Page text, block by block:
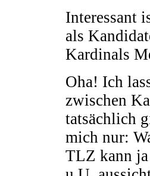
Interessant
als
Kardinals
Oha! Ich
zwischen
tatsächlich
mich nur:
TLZ kann